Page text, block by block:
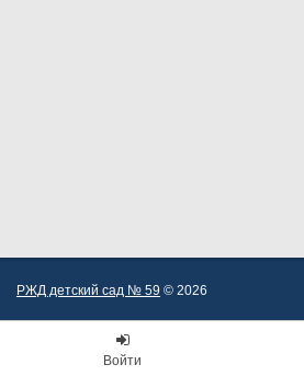
РЖД детский сад № 59 © 2026
Войти